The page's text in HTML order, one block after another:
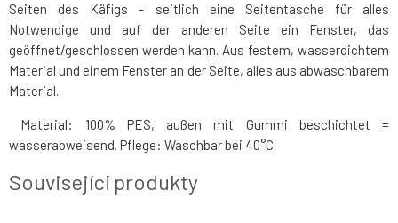
Seiten des Käfigs - seitlich eine Seitentasche für alles
Notwendige und auf der anderen Seite ein Fenster, das
geöffnet/geschlossen werden kann. Aus festem, wasserdichtem
Material und einem Fenster an der Seite, alles aus abwaschbarem
Material.
Material: 100% PES, außen mit Gummi beschichtet =
wasserabweisend. Pflege: Waschbar bei 40°C.
Související produkty